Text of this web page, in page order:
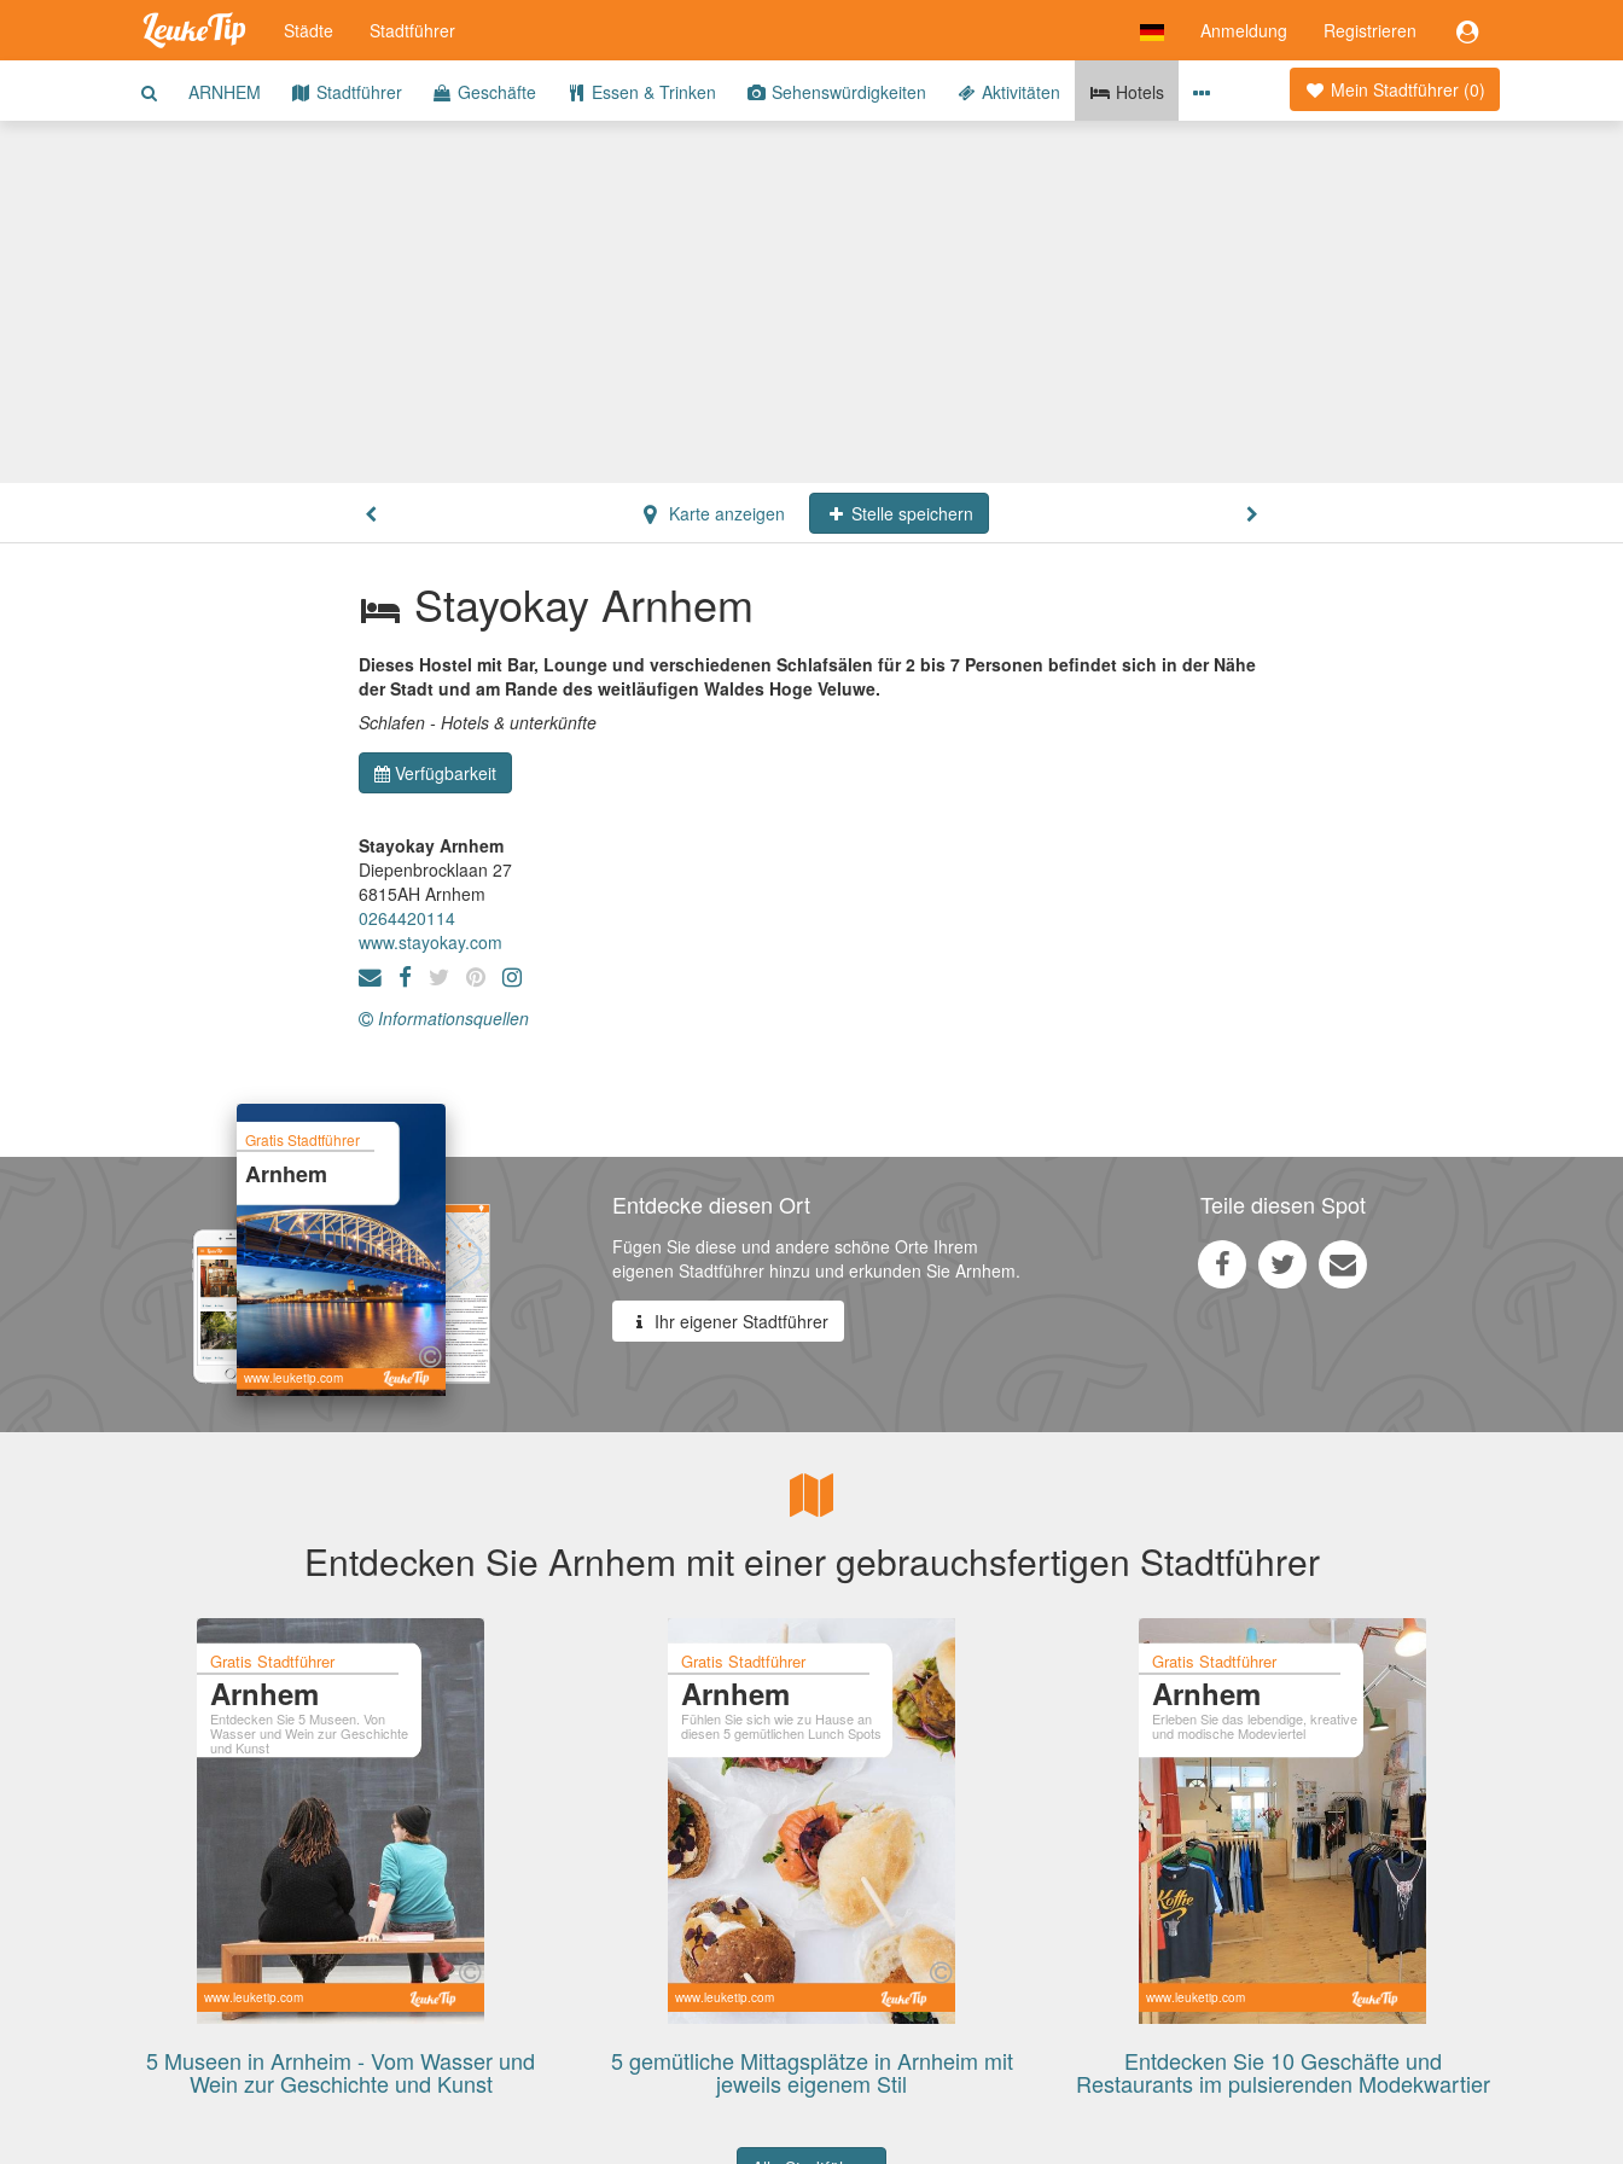
Anmeldung Registrieren
Städte Stadtführer
Mein Stadtführer (0)
ARNHEM Stadtführer Geschäfte Essen & Trinken Sehenswürdigkeiten Aktivitäten Hotels
Karte anzeigen Stelle speichern
Stayokay Arnhem
Dieses Hostel mit Bar, Lounge und verschiedenen Schlafsälen für 2 bis 7 Personen befindet sich in der Nähe
der Stadt und am Rande des weitläufigen Waldes Hoge Veluwe.
Schlafen - Hotels & unterkünfte
Verfügbarkeit
Stayokay Arnhem
Diepenbrocklaan 27
6815AH Arnhem
0264420114
www.stayokay.com
Informationsquellen
Gratis Stadtführer
Arnhem
www.leuketip.com
Entdecke diesen Ort
Fügen Sie diese und andere schöne Orte Ihrem
eigenen Stadtführer hinzu und erkunden Sie Arnhem.
Ihr eigener Stadtführer
Teile diesen Spot
Entdecken Sie Arnhem mit einer gebrauchsfertigen Stadtführer
Gratis Stadtführer
Arnhem
Entdecken Sie 5 Museen. Von
Wasser und Wein zur Geschichte
und Kunst
www.leuketip.com
5 Museen in Arnheim - Vom Wasser und
Wein zur Geschichte und Kunst
Gratis Stadtführer
Arnhem
Fühlen Sie sich wie zu Hause an
diesen 5 gemütlichen Lunch Spots
www.leuketip.com
5 gemütliche Mittagsplätze in Arnheim mit
jeweils eigenem Stil
Gratis Stadtführer
Arnhem
Erleben Sie das lebendige, kreative
und modische Modeviertel
www.leuketip.com
Entdecken Sie 10 Geschäfte und
Restaurants im pulsierenden Modekwartier
in Arnheim